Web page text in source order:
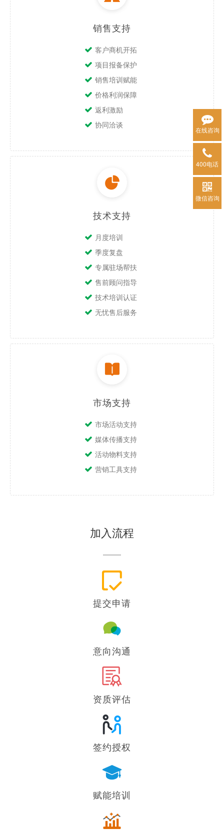
销售支持
客户商机开拓
项目报备保护
销售培训赋能
价格利润保障
返利激励
协同洽谈
技术支持
月度培训
季度复盘
专属驻场帮扶
售前顾问指导
技术培训认证
无忧售后服务
市场支持
市场活动支持
媒体传播支持
活动物料支持
营销工具支持
加入流程
提交申请
意向沟通
资质评估
签约授权
赋能培训
在线咨询
400电话
微信咨询